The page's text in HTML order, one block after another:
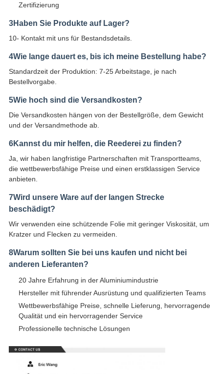
Zertifizierung
3Haben Sie Produkte auf Lager?
10- Kontakt mit uns für Bestandsdetails.
4Wie lange dauert es, bis ich meine Bestellung habe?
Standardzeit der Produktion: 7-25 Arbeitstage, je nach
Bestellvorgabe.
5Wie hoch sind die Versandkosten?
Die Versandkosten hängen von der Bestellgröße, dem Gewicht
und der Versandmethode ab.
6Kannst du mir helfen, die Reederei zu finden?
Ja, wir haben langfristige Partnerschaften mit Transportteams,
die wettbewerbsfähige Preise und einen erstklassigen Service
anbieten.
7Wird unsere Ware auf der langen Strecke
beschädigt?
Wir verwenden eine schützende Folie mit geringer Viskosität, um
Kratzer und Flecken zu vermeiden.
8Warum sollten Sie bei uns kaufen und nicht bei
anderen Lieferanten?
20 Jahre Erfahrung in der Aluminiumindustrie
Hersteller mit führender Ausrüstung und qualifizierten Teams
Wettbewerbsfähige Preise, schnelle Lieferung, hervorragende
Qualität und ein hervorragender Service
Professionelle technische Lösungen